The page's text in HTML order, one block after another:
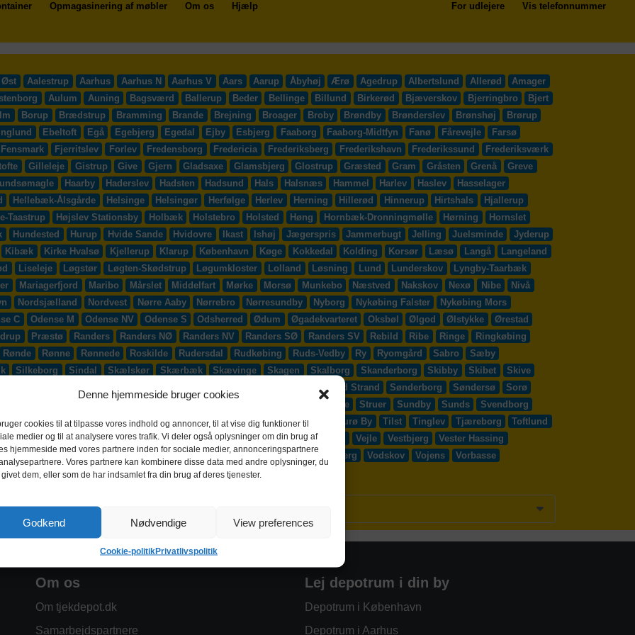
Denne hjemmeside bruger cookies
cookies til at tilpasse vores indhold og annoncer, til at vise dig funktioner til
medier og til at analysere vores trafik. Vi deler også oplysninger om din brug af
hjemmeside med vores partnere inden for sociale medier, annonceringspartnere
Vores partnere kan kombinere disse data med andre oplysninger, du
dem, eller som de har indsamlet fra din brug af deres tjenester.
Godkend Nødvendige View preferences
Cookie-politikPrivatlivspolitik
Opmagasinering af møbler Om os Hjælp For udlejere Vis telefonnummer
Øst Aalestrup Aarhus Aarhus N Aarhus V Aars Aarup Åbyhøj Ærø Agedrup Albertslund Allerød
Amager
Aulum Auning Bagsværd Ballerup Beder Bellinge Billund Birkerød Bjæverskov Bjerringbro
Bjert
Borup Brædstrup Bramming Brande Brejning Broager Broby Brøndby Brønderslev Brønshøj
Brørup
Ebeltoft Egå Egebjerg Egedal Ejby Esbjerg Faaborg Faaborg-Midtfyn Fanø Fårevejle
Farsø
Fensmark Fjerritslev Forlev Fredensborg Fredericia Frederiksberg Frederikshavn Frederikssund
Frederiksværk
Gilleleje Gistrup Give Gjern Gladsaxe Glamsbjerg Glostrup Græsted Gram Gråsten Grenå
Greve
Haarby Haderslev Hadsten Hadsund Hals Halsnæs Hammel Harlev Haslev
Hasselager
Hellebæk-Ålsgårde Helsinge Helsingør Herfølge Herlev Herning Hillerød Hinnerup Hirtshals
Hjallerup
Taastrup Højslev Stationsby Holbæk Holstebro Holsted Høng Hornbæk-Dronningmølle Hørning
Hornslet
Hundested Hurup Hvide Sande Hvidovre Ikast Ishøj Jægerspris Jammerbugt Jelling Juelsminde
Jyderup
Kibæk Kirke Hvalsø Kjellerup Klarup København Køge Kokkedal Kolding Korsør Læsø Langå
Langeland
Liseleje Løgstør Løgten-Skødstrup Løgumkloster Lolland Løsning Lund Lunderskov
Lyngby-Taarbæk
Mariagerfjord Maribo Mårslet Middelfart Mørke Morsø Munkebo Næstved Nakskov Nexø Nibe
Nivå
Nordsjælland Nordvest Nørre Aaby Nørrebro Nørresundby Nyborg Nykøbing Falster
Nykøbing Mors
C Odense M Odense NV Odense S Odsherred Ødum Øgadekvarteret Oksbøl Ølgod Ølstykke
Ørestad
Præstø Randers Randers NØ Randers NV Randers SØ Randers SV Rebild Ribe Ringe
Ringkøbing
Rønde Rønne Rønnede Roskilde Rudersdal Rudkøbing Ruds-Vedby Ry Ryomgård Sabro
Sæby
Silkeborg Sindal Skælskør Skærbæk Skævinge Skagen Skalborg Skanderborg Skibby Skibet
Skive
Solrød Strand Sønderborg Søndersø
Sorø
Strøby Egede Struer Sundby Sunds
Svendborg
Sydhavnen Taastrup Tarm Tårnby Taulov Them Thisted Thurø By Tilst Tinglev Tjæreborg
Toftlund
Vadum Værløse Valby Vallensbæk Vamdrup Vanløse Varde Vejle Vestbjerg
Vester Hassing
S Videbæk Vildbjerg Vinderup Vindinge Virklund Virum Vissenbjerg Vodskov Vojens
Vorbasse
Om os
Om tjekdepot.dk
Samarbejdspartnere
Lej depotrum i din by
Depotrum i København
Depotrum i Aarhus